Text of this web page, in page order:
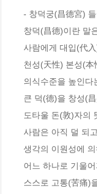
- 창덕궁(昌德宮)
창덕(昌德)이란 말
사람에게 대입(代
천성(天性) 본성(
의식수준을 높인
큰 덕(德)을 창성(
도타울 돈(敦)자의
사람은 아직 덜 되
생각의 이원성에
어느 하나로 기울
스스로 고통(苦痛)